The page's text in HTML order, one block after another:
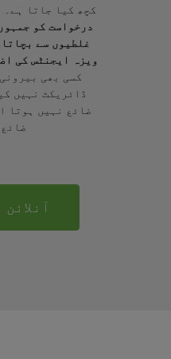
کچھ کیا جاتا ہے۔
درخواست کو
غلطیوں سے
ویزہ ایجنٹس کی
کسی بھی
ڈائریکٹ نہیں
ضائع نہیں ہوتا
ضائع